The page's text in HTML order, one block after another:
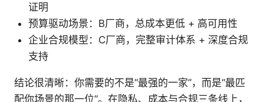
证明
预算驱动场景：B厂商，总成本更低 + 高可用性
企业合规模型：C厂商，完整审计体系 + 深度合规
支持
结论很清晰：你需要的不是“最强的一家”，而是“最匹
配你场景的那一位”。在隐私、成本与合规三条线上，